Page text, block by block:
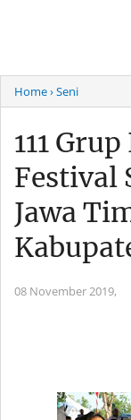
Home› Seni
111
Festival
Jawa
08 November 2019,